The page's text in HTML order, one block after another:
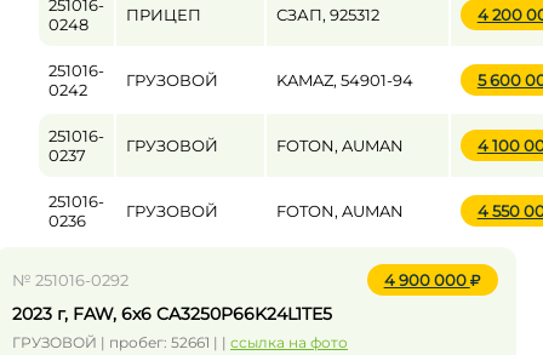
251016-
0248
ПРИЦЕП СЗАП, 925312 4 200
251016-
0242
ГРУЗОВОЙ KAMAZ, 54901-94 5 600
251016-
0237
ГРУЗОВОЙ FOTON, AUMAN 4 100
251016-
0236
ГРУЗОВОЙ FOTON, AUMAN 4 550
№ 251016-0292 4 900 000
2023 г, FAW, 6x6 CA3250P66K24L1TE5
ГРУЗОВОЙ | пробег: 52661 | | ссылка на фото